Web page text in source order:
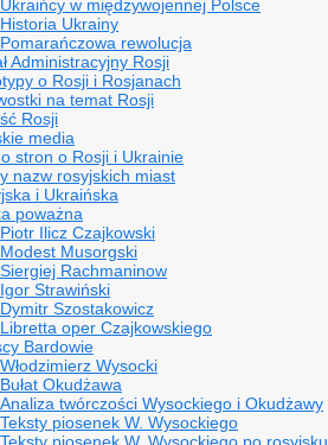
Ukraińcy w międzywojennej Polsce
Historia Ukrainy
Pomarańczowa rewolucja
Administracyjny Rosji
o Rosji i Rosjanach
na temat Rosji
Rosji
media
stron o Rosji i Ukrainie
nazw rosyjskich miast
i Ukraińska
poważna
Piotr Ilicz Czajkowski
Modest Musorgski
Siergiej Rachmaninow
Igor Strawiński
Dymitr Szostakowicz
Libretta oper Czajkowskiego
Bardowie
Włodzimierz Wysocki
Bułat Okudżawa
Analiza twórczości Wysockiego i Okudżawy
Teksty piosenek W. Wysockiego